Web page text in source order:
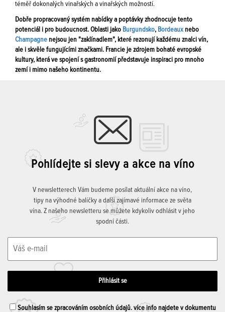
téměř dokonalých vinařských a vinařských možností.
Dobře propracovaný systém nabídky a poptávky zhodnocuje tento
potenciál i pro budoucnost. Oblasti jako Burgundsko, Bordeaux nebo
Champagne nejsou jen "zaklínadlem", které rezonují každému znalci vín,
ale i skvěle fungujícími značkami. Francie je zdrojem bohaté evropské
kultury, která ve spojení s gastronomií představuje inspiraci pro mnoho
zemí i mimo našeho kontinentu.
Pohlídejte si slevy a akce na víno
V newsletterech Vám budeme posílat aktuální akce na víno,
tipy na výhodné balíčky a další zajímavé informace ze světa
vína. Z našeho newsletteru se můžete kdykoliv odhlásit v jeho
spodní části.
Souhlasím se zpracováním osobních údajů. více info najdete v dokumentu